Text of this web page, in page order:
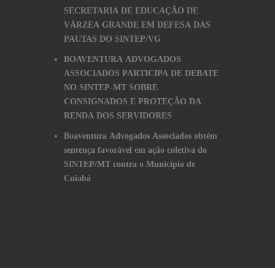
SECRETARIA DE EDUCAÇÃO DE
VÁRZEA GRANDE EM DEFESA DAS
PAUTAS DO SINTEP/VG
BOAVENTURA ADVOGADOS
ASSOCIADOS PARTICIPA DE DEBATE
NO SINTEP-MT SOBRE
CONSIGNADOS E PROTEÇÃO DA
RENDA DOS SERVIDORES
Boaventura Advogados Associados obtém
sentença favorável em ação coletiva do
SINTEP/MT contra o Município de
Cuiabá